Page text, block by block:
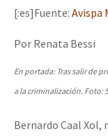
[:es]Fuente: Avispa
Por Renata Bessi
En portada: Tras salir de
a la criminalización. Foto:
Bernardo Caal Xol,